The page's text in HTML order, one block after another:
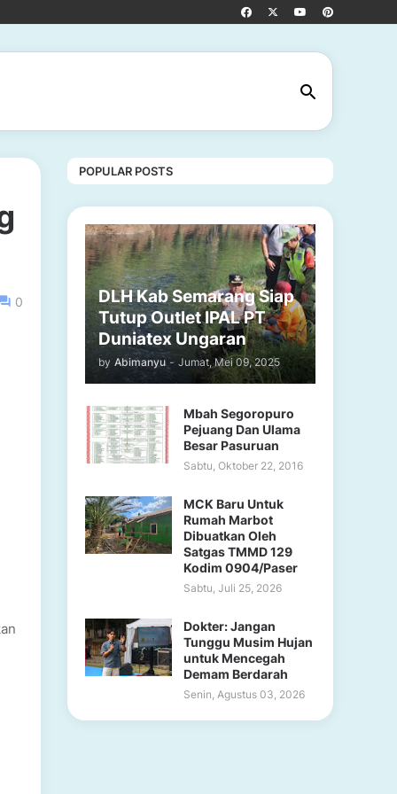
0
POPULAR POSTS
DLH Kab Semarang Siap
Tutup Outlet IPAL PT
Duniatex Ungaran
by Abimanyu - Jumat, Mei 09, 2025
Mbah Segoropuro
Pejuang Dan Ulama
Besar Pasuruan
Sabtu, Oktober 22, 2016
MCK Baru Untuk
Rumah Marbot
Dibuatkan Oleh
Satgas TMMD 129
Kodim 0904/Paser
Sabtu, Juli 25, 2026
Dokter: Jangan
Tunggu Musim Hujan
untuk Mencegah
Demam Berdarah
Senin, Agustus 03, 2026